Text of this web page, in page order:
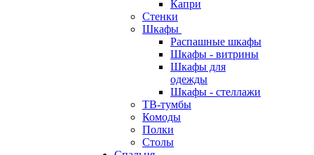
Капри
Стенки
Шкафы
Распашные шкафы
Шкафы - витрины
Шкафы для
одежды
Шкафы - стеллажи
ТВ-тумбы
Комоды
Полки
Столы